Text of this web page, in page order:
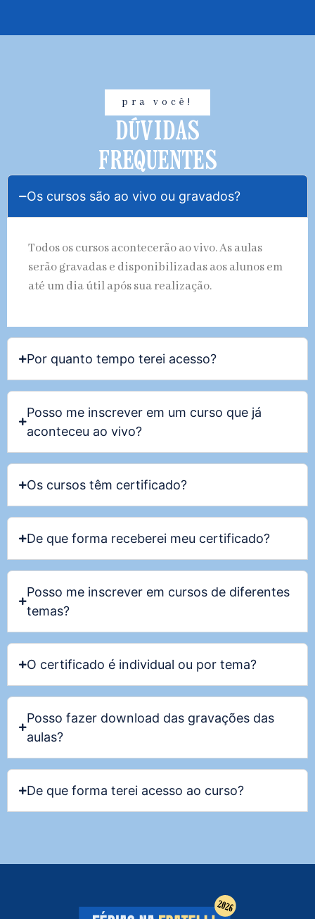
pra você!
DÚVIDAS
FREQUENTES
Os cursos são ao vivo ou gravados?
Todos os cursos acontecerão ao vivo. As aulas
serão gravadas e disponibilizadas aos alunos em
até um dia útil após sua realização.
Por quanto tempo terei acesso?
Posso me inscrever em um curso que já
aconteceu ao vivo?
Os cursos têm certificado?
De que forma receberei meu certificado?
Posso me inscrever em cursos de diferentes
temas?
O certificado é individual ou por tema?
Posso fazer download das gravações das
aulas?
De que forma terei acesso ao curso?